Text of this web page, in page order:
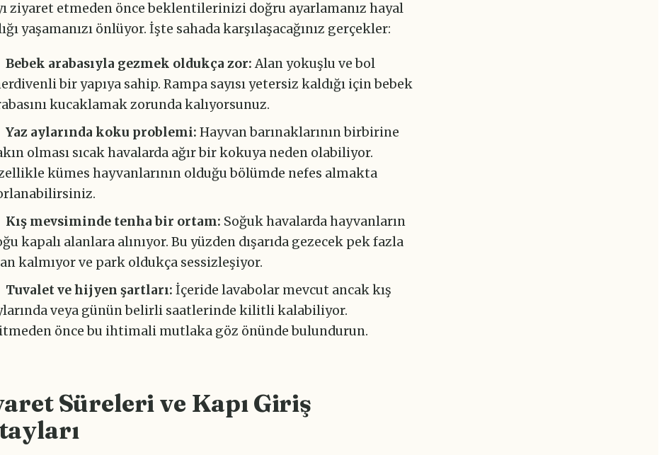
ziyaret etmeden önce beklentilerinizi doğru ayarlamanız hayal
yaşamanızı önlüyor. İşte sahada karşılaşacağınız gerçekler:
Bebek arabasıyla gezmek oldukça zor:Alan yokuşlu ve bol
bir yapıya sahip. Rampa sayısı yetersiz kaldığı için bebek
kucaklamak zorunda kalıyorsunuz.
Yaz aylarında koku problemi: Hayvan barınaklarının birbirine
olması sıcak havalarda ağır bir kokuya neden olabiliyor.
kümes hayvanlarının olduğu bölümde nefes almakta
Kış mevsiminde tenha bir ortam: Soğuk havalarda hayvanların
kapalı alanlara alınıyor. Bu yüzden dışarıda gezecek pek fazla
kalmıyor ve park oldukça sessizleşiyor.
Tuvalet ve hijyen şartları: İçeride lavabolar mevcut ancak kış
veya günün belirli saatlerinde kilitli kalabiliyor.
önce bu ihtimali mutlaka göz önünde bulundurun.
Süreleri ve Kapı Giriş